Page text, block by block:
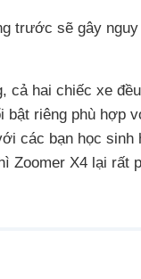
trước sẽ gây
cả hai chiếc xe
bật riêng phù hợp
các bạn học sinh
Zoomer X4 lại rất